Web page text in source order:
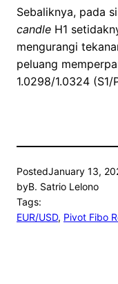
Sebaliknya, pada
candle H1
mengurangi
peluang
1.0298/1.0324 (S1/
PostedJanuary 13,
byB. Satrio Lelono
Tags:
EUR/USD, Pivot Fibo